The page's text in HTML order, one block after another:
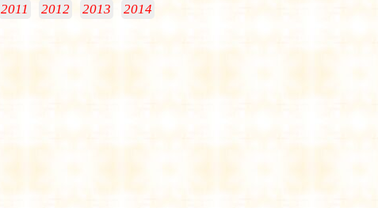
2011 2012 2013
2014